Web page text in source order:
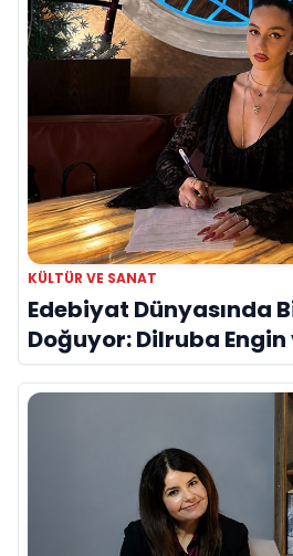
KÜLTÜR VE SANAT
Edebiyat Dünyasında
Doğuyor: Dilruba Engin
Evreni ‘AVENOİR’